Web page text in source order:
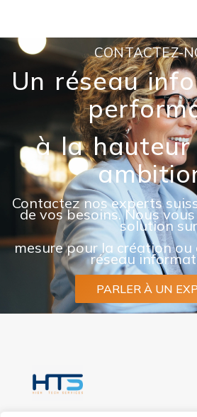
CONTACTEZ-
Un réseau
à la hauteur
Contactez nos experts
de vos besoins. Nous
solution sur
mesure pour la création
réseau
PARLER À UN